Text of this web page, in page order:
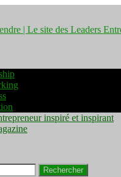
inspiré et inspirant